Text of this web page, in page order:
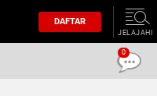
DAFTAR
JELAJAHI
0